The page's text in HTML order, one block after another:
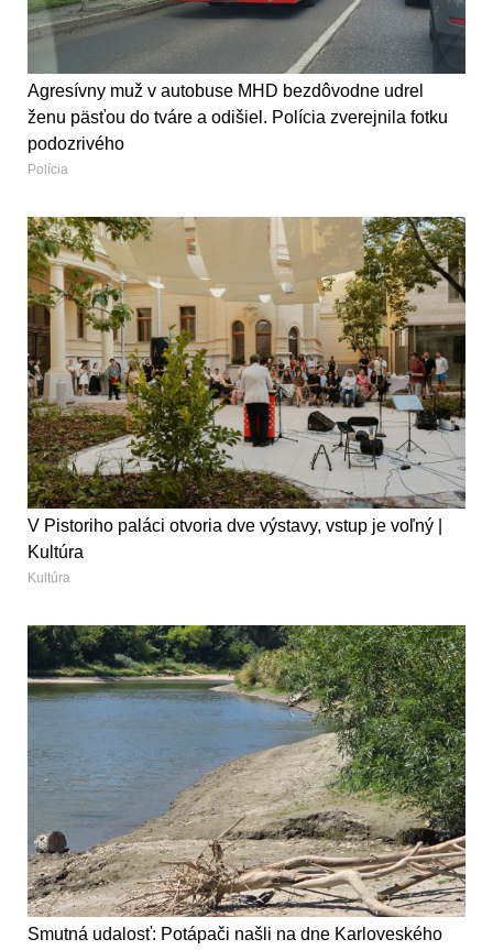
Agresívny muž v autobuse MHD bezdôvodne udrel
ženu päsťou do tváre a odišiel. Polícia zverejnila fotku
podozrivého
Polícia
V Pistoriho paláci otvoria dve výstavy, vstup je voľný |
Kultúra
Kultúra
Smutná udalosť: Potápači našli na dne Karloveského